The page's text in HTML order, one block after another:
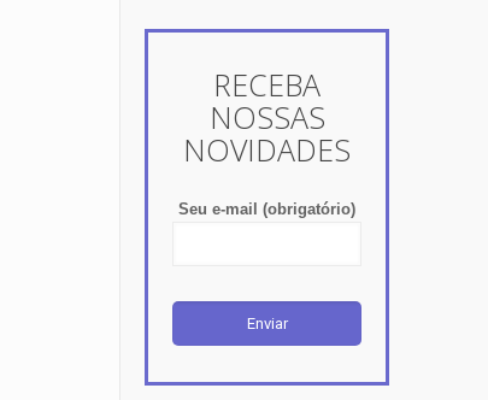
RECEBA
NOSSAS
NOVIDADES
Seu e-mail (obrigatório)